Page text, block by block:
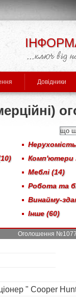
Довідники
Комп'ютери
Меблі (14)
Робота та
Винайму-
Інше (60)
Оголошення
" Cooper